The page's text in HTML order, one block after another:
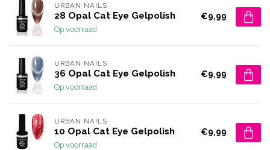
URBAN NAILS
28 Opal Cat Eye Gelpolish
Op voorraad
€9,99
URBAN NAILS
36 Opal Cat Eye Gelpolish
Op voorraad
€9,99
URBAN NAILS
10 Opal Cat Eye Gelpolish
Op voorraad
€9,99